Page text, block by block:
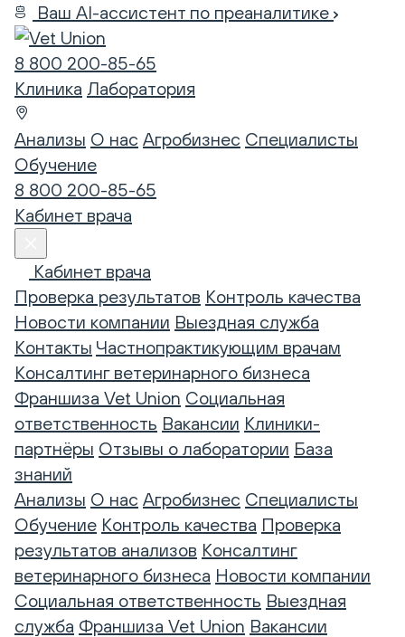
Ваш AI-ассистент по преаналитике
8 800 200-85-65
Клиника Лаборатория
Анализы О нас Агробизнес Специалисты
Обучение
8 800 200-85-65
Кабинет врача
Кабинет врача
Проверка результатов Контроль качества
Новости компании Выездная служба
Контакты Частнопрактикующим врачам
Консалтинг ветеринарного бизнеса
Франшиза Vet Union Социальная
ответственность Вакансии Клиники-
партнёры Отзывы о лаборатории База
знаний
Анализы О нас Агробизнес Специалисты
Обучение Контроль качества Проверка
результатов анализов Консалтинг
ветеринарного бизнеса Новости компании
Социальная ответственность Выездная
служба Франшиза Vet Union Вакансии